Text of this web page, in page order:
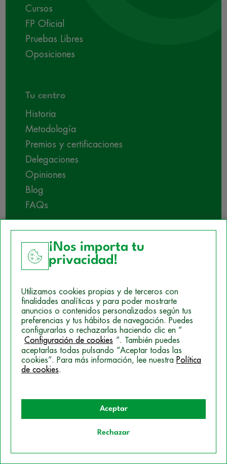
Cursos
FP Oficial
Pruebas Libres
Oposiciones
Tu centro
Historia
Metodología
Premios y certificaciones
Delegaciones
Opiniones
Blog
FAQs
Empleabilidad
Observatorio de Empleo
Conecta con nosotros
Contacto
Llámanos
Escríbenos
¡Nos importa tu
privacidad!
Utilizamos cookies propias y de terceros con
finalidades analíticas y para poder mostrarte
anuncios o contenidos personalizados según tus
preferencias y tus hábitos de navegación. Puedes
configurarlas o rechazarlas haciendo clic en “
Configuración de cookies ”. También puedes
aceptarlas todas pulsando “Aceptar todas las
cookies”. Para más información, lee nuestra Política
de cookies.
Aceptar
Rechazar